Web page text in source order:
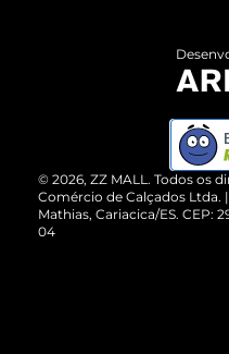
ZZ MALL é confiável
Cartão Presente
Vendas Corporativas
Devolução do
Compre pelo
© 2026, ZZ MALL. Todos os
Comércio de Calçados Ltda.
Mathias, Cariacica/ES. CEP:
04